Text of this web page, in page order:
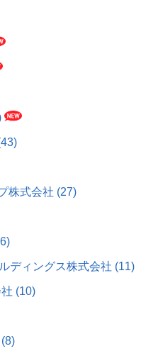
株式会社 (27)
ディングス株式会社 (11)
(10)